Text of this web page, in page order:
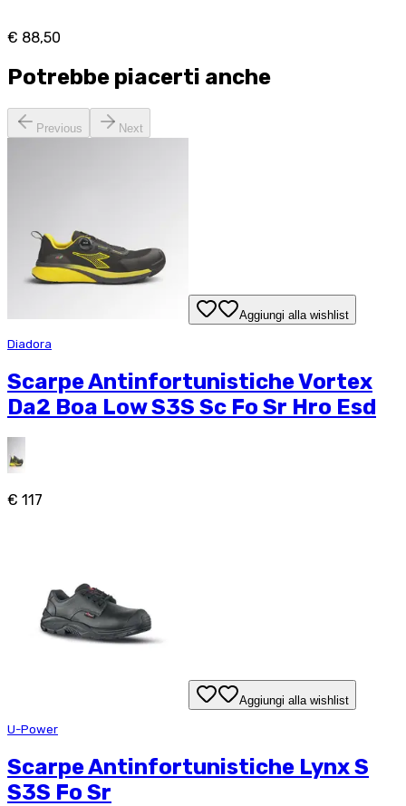
€ 88,50
Potrebbe piacerti anche
Previous Next
Aggiungi alla wishlist
Diadora
Scarpe Antinfortunistiche Vortex
Da2 Boa Low S3S Sc Fo Sr Hro Esd
€ 117
Aggiungi alla wishlist
U-Power
Scarpe Antinfortunistiche Lynx S
S3S Fo Sr